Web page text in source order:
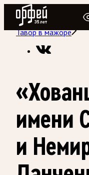
Радио Орфей
Радио
Тавор в мажоре
имени
и